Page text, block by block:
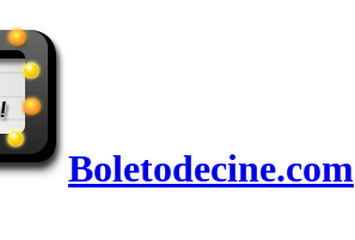
Boletodecine.com